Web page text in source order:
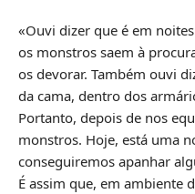
«Ouvi dizer que é em
os monstros saem à
os devorar. Também ouvi
da cama, dentro dos
Portanto, depois de nos
monstros. Hoje, está uma
conseguiremos apanhar
É assim que, em ambiente